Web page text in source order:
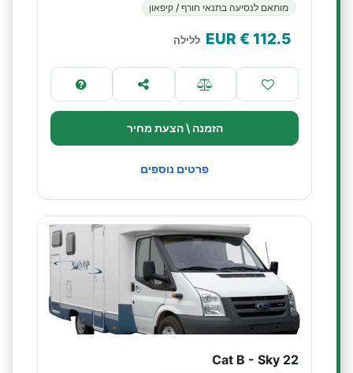
מותאם לנסיעה בתנאי חורף / קיפאון
112.5
€ EUR ללילה
הזמנה \ הצעת מחיר
פרטים נוספים
Cat B - Sky 22